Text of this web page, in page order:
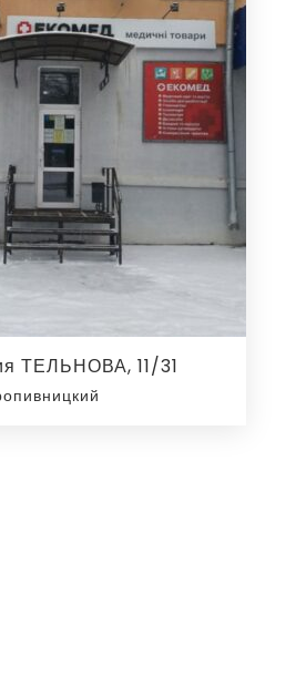
ТЕЛЬНОВА, 11/31